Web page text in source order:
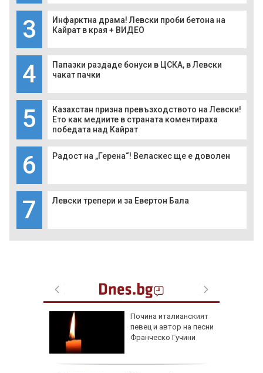
3
Инфарктна драма! Левски проби бетона на
Кайрат в края + ВИДЕО
4
Папазки раздаде бонуси в ЦСКА, в Левски
чакат пачки
5
Казахстан призна превъзходството на Левски!
Ето как медиите в страната коментираха
победата над Кайрат
6 Радост на „Герена“! Веласкес ще е доволен
7 Левски трепери и за Евертон Бала
Почина италианският
певец и автор на песни
Франческо Гучини